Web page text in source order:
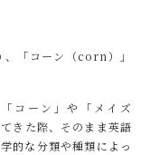
、「コーン（corn）」
コーン」や「メイズ
きた際、そのまま英語
的な分類や種類によっ